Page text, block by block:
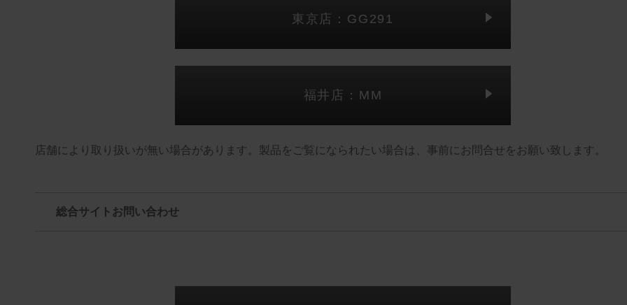
東京店：GG291
福井店：MM
店舗により取り扱いが無い場合があります。製品をご覧になられたい場合は、事前にお問合せをお願い致します。
総合サイトお問い合わせ